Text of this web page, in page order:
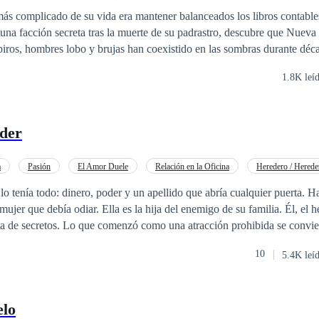
de una pelea que ni siquiera llegue a luchar, la caída de un temor
representó él en mi vida, cuando la derrota formó parte de mi
complicado de su vida era mantener balanceados los libros
facción secreta tras la muerte de su padrastro, descubre que
hombres lobo y brujas han coexistido en las sombras durante décadas. Ahora
lobo locales. Pero cuando Piper descubre que heredó más que
toda la ciudad.
1.8K
Pasión El Amor Duele Relación en la Oficina
Heredero /
tenía todo: dinero, poder y un apellido que abría cualquier puerta.
del enemigo de su familia. Él, el heredero de un
prohibida se convierte en un amor
se vende, amar podría ser
10 5.4K